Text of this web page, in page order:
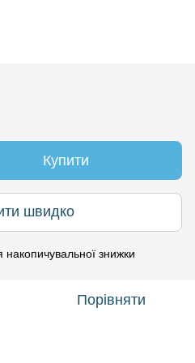
Купити
швидко
накопичувальної знижки
Порівняти